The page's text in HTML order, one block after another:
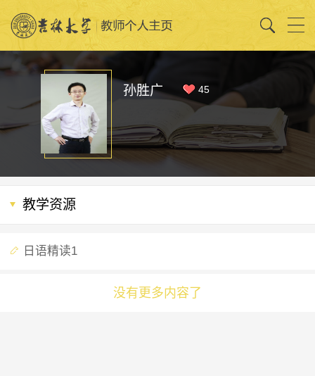
孙胜广 45
教学资源
日语精读1
没有更多内容了